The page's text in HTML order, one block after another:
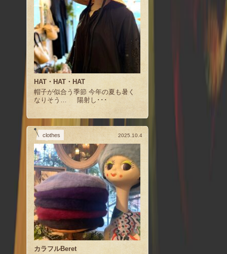
HAT・HAT・HAT
帽子が似合う季節 今年の夏も暑く
なりそう… 陽射し･･･
clothes 2025.10.4
カラフルBeret